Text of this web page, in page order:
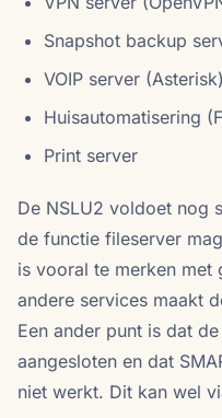
Snapshot backup
VOIP server (Asterisk)
Huisautomatisering
Print server
De NSLU2 voldoet nog
de functie fileserver
is vooral te merken
andere services maakt
Een ander punt is dat
aangesloten en dat
niet werkt. Dit kan wel